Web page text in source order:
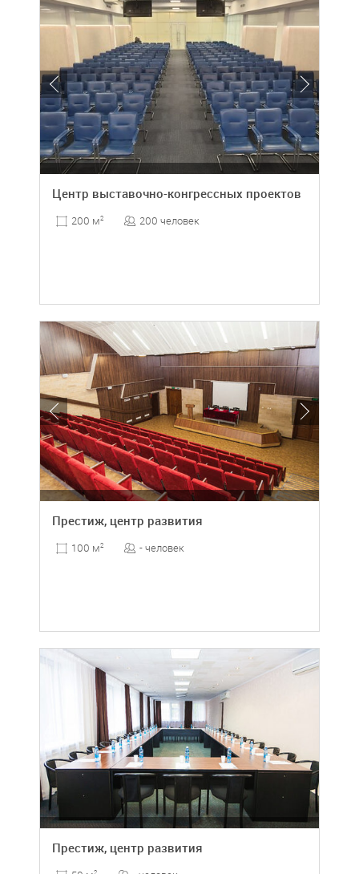
Центр выставочно-конгрессных проектов
200 м2 200 человек
Престиж, центр развития
100 м2 - человек
Престиж, центр развития
2